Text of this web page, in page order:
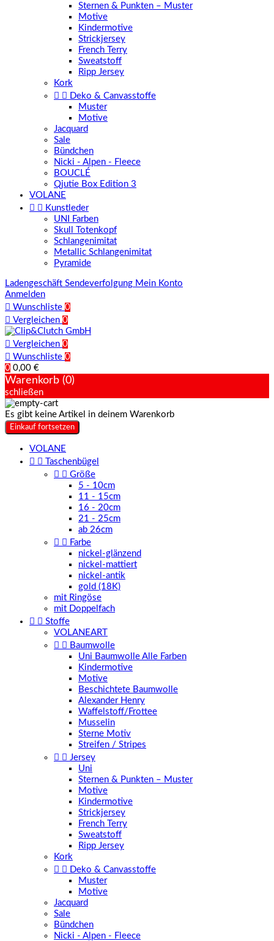
Sternen & Punkten – Muster
Motive
Kindermotive
Strickjersey
French Terry
Sweatstoff
Ripp Jersey
Kork
  Deko & Canvasstoffe
Muster
Motive
Jacquard
Sale
Bündchen
Nicki - Alpen - Fleece
BOUCLÉ
Qjutie Box Edition 3
VOLANE
  Kunstleder
UNI Farben
Skull Totenkopf
Schlangenimitat
Metallic Schlangenimitat
Pyramide
Ladengeschäft Sendeverfolgung Mein Konto
Anmelden
 Wunschliste 0
 Vergleichen 0
 Vergleichen 0
 Wunschliste 0
0 0,00 €
Warenkorb (0)
schließen
Es gibt keine Artikel in deinem Warenkorb
Einkauf fortsetzen
VOLANE
 
Taschenbügel
  Größe
5 - 10cm
11 - 15cm
16 - 20cm
21 - 25cm
ab 26cm
  Farbe
nickel-glänzend
nickel-mattiert
nickel-antik
gold (18K)
mit Ringöse
mit Doppelfach
  Stoffe
VOLANEART
  Baumwolle
Uni Baumwolle Alle Farben
Kindermotive
Motive
Beschichtete Baumwolle
Alexander Henry
Waffelstoff/Frottee
Musselin
Sterne Motiv
Streifen / Stripes
  Jersey
Uni
Sternen & Punkten – Muster
Motive
Kindermotive
Strickjersey
French Terry
Sweatstoff
Ripp Jersey
Kork
  Deko & Canvasstoffe
Muster
Motive
Jacquard
Sale
Bündchen
Nicki - Alpen - Fleece